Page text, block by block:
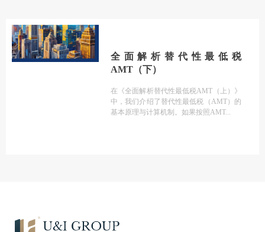
全面解析替代性最低税
AMT（下）
在《全面解析替代性最低税AMT（上）》
中，我们介绍了替代性最低税（AMT）的
基本原理与计算机制。如果按照AMT